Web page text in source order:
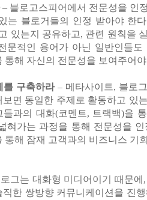
– 블로고스피어에서 전문성을 인
는 블로거들의 인정 받아야 한
있는지 공유하고, 관련 원칙을
문적인 용어가 아닌 일반인들
통해 자신의 전문성을 보여주어
를 구축하라– 메타사이트, 블로
면 동일한 주제로 활동하고 있
과의 대화(코멘트, 트랙백)을
혀가는 과정을 통해 전문성을
통해 잠재 고객과의 비즈니스 기
그는 대화형 미디어이기 때문에
한 쌍방향 커뮤니케이션을 진